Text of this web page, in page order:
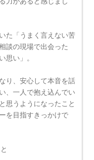
た「うまく言えない苦
談の現場で出会った
思い」。
り、安心して本音を話
、一人で抱え込んでい
思うようになったこと
を目指すきっかけで